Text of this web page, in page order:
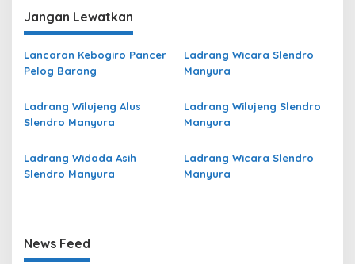
Jangan Lewatkan
Lancaran Kebogiro Pancer
Pelog Barang
Ladrang Wicara Slendro
Manyura
Ladrang Wilujeng Alus
Slendro Manyura
Ladrang Wilujeng Slendro
Manyura
Ladrang Widada Asih
Slendro Manyura
Ladrang Wicara Slendro
Manyura
News Feed